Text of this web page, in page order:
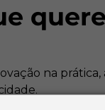
na prática,